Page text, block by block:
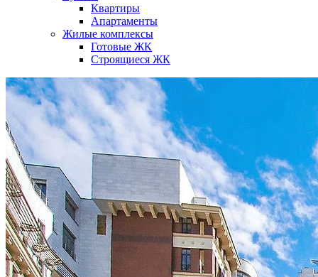
Квартиры
Апартаменты
Жилые комплексы
Готовые ЖК
Строящиеся ЖК